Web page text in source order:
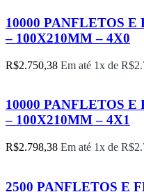
10000 PANFLETOS E
– 100X210MM – 4X0
R$2.750,38 Em até 1x de R$
10000 PANFLETOS E
– 100X210MM – 4X1
R$2.798,38 Em até 1x de R$
2500 PANFLETOS E